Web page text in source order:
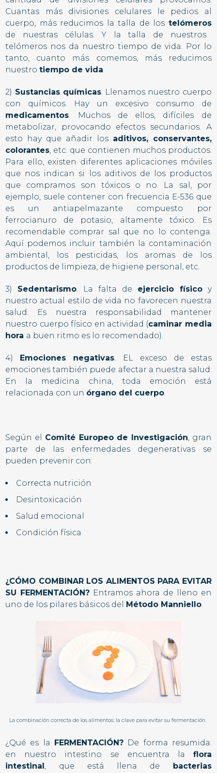
Cuantas más divisiones celulares le pedios al
cuerpo, más reducimos la talla de los telómeros
de nuestras células. Y la talla de nuestros
telómeros nos da nuestro tiempo de vida. Por lo
tanto, cuanto más comemos, más reducimos
nuestrotiempo de vida.
2) Sustancias químicas. Llenamos nuestro cuerpo
con químicos. Hay un excesivo consumo de
medicamentos. Muchos de ellos, difíciles de
metabolizar, provocando efectos secundarios. A
esto hay que añadir los aditivos, conservantes,
colorantes, etc. que contienen muchos productos.
Para ello, existen diferentes aplicaciones móviles
que nos indican si los aditivos de los productos
que compramos son tóxicos o no. La sal, por
ejemplo, suele contener con frecuencia E-536 que
es un antiapelmazante compuesto por
ferrocianuro de potasio, altamente tóxico. Es
recomendable comprar sal que no lo contenga.
Aquí podemos incluir también la contaminación
ambiental, los pesticidas, los aromas de los
productos de limpieza, de higiene personal, etc.
3) Sedentarismo. La falta de ejercicio físicoy
nuestro actual estilo de vida no favorecen nuestra
salud. Es nuestra responsabilidad mantener
nuestro cuerpo físico en actividad (caminar media
hora a buen ritmo es lo recomendado).
4) Emociones negativas. EL exceso de estas
emociones también puede afectar a nuestra salud.
En la medicina china, toda emoción está
relacionada con un órgano del cuerpo.
Según el Comité Europeo de Investigación, gran
parte de las enfermedades degenerativas se
pueden prevenir con:
Correcta nutrición
Desintoxicación
Salud emocional
Condición física
¿CÓMO COMBINAR LOS ALIMENTOS PARA EVITAR
SU FERMENTACIÓN? Entramos ahora de lleno en
uno de los pilares básicos del
Método Manniello.
La combinación correcta de los alimentos: la clave para evitar su fermentación.
¿Qué es la FERMENTACIÓN? De forma resumida:
en nuestro intestino se encuentra la flora
intestinal , que está llena de
bacterias